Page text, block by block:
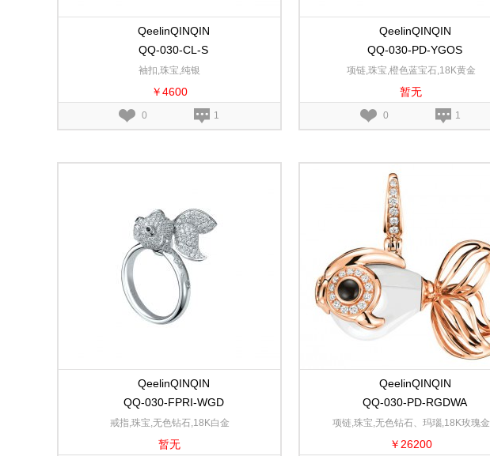
QeelinQINQIN
QQ-030-CL-S
袖扣,珠宝,纯银
￥4600
0 1
QeelinQINQIN
QQ-030-PD-YGOS
项链,珠宝,橙色蓝宝石,18K黄金
暂无
0 1
QeelinQINQIN
QQ-030-FPRI-WGD
戒指,珠宝,无色钻石,18K白金
暂无
QeelinQINQIN
QQ-030-PD-RGDWA
项链,珠宝,无色钻石、玛瑙,18K玫瑰金
￥26200